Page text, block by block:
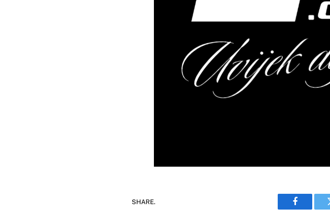
SHARE.
Facebook